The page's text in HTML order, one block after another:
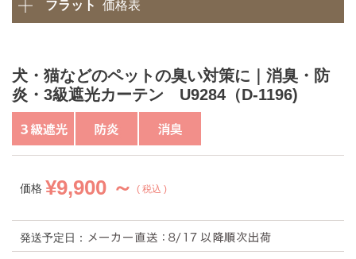
フラット 価格表
犬・猫などのペットの臭い対策に｜消臭・防
炎・3級遮光カーテン U9284（D-1196)
価格 ¥9,900 ～ 税込
発送予定日：